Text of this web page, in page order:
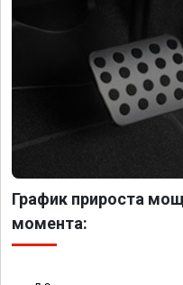
График прироста
момента: